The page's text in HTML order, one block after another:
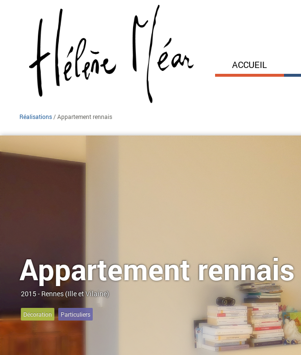
ACCUEIL
Réalisations / Appartement rennais
Appartement rennais
2015 - Rennes (Ille et Vilaine)
Décoration Particuliers